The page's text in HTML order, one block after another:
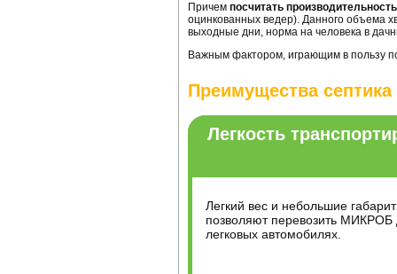
Причем посчитать
оцинкованных ведер). Данного объема
выходные дни, норма на человека в
Важным фактором, играющим в пользу
Преимущества
Легкость
Легкий вес и небольшие
позволяют перевозить МИКРОБ
легковых автомобилях.